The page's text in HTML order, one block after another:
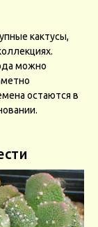
кактусы,
можно
остаются в